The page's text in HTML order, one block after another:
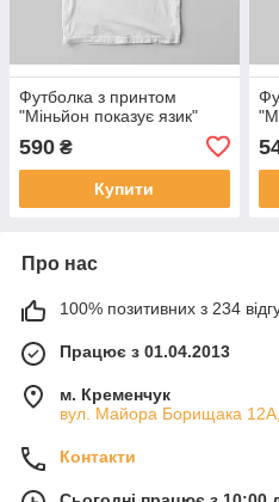
Футболка з принтом
"Міньйон показує язик"
590 ₴
Купити
Про нас
100% позитивних з 234
Працює з 01.04.2013
м. Кременчук
вул. Майора Борищака
Контакти